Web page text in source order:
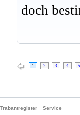
doch
1 2 3 4 5
Trabantregister
Service